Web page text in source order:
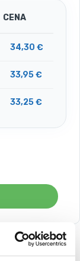
CENA
34,30 €
33,95€
33,25€